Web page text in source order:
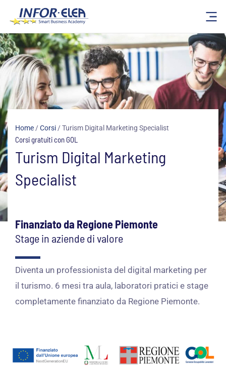
contenuto
Home/Corsi/Turism Digital Marketing Specialist
Corsi gratuiti con GOL
Turism Digital Marketing
Specialist
Finanziato da Regione Piemonte
Stage in aziende di valore
Diventa un professionista del digital marketing per
il turismo. 6 mesi tra aula, laboratori pratici e stage
completamente finanziato da Regione Piemonte.